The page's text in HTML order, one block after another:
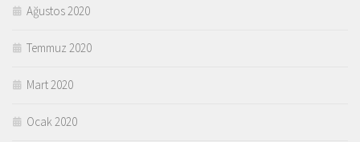
Ağustos 2020
Temmuz 2020
Mart 2020
Ocak 2020